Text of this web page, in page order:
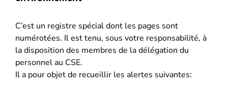
C’est un registre spécial dont les pages sont
numérotées. Il est tenu, sous votre responsabilité, à
la disposition des membres de la délégation du
personnel au CSE.
Il a pour objet de recueillir les alertes suivantes: